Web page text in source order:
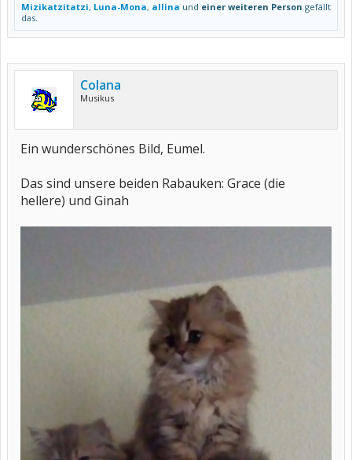
Mizikatzitatzi, Luna-Mona, allina und einer weiteren Person gefällt
das.
Colana
Musikus
Ein wunderschönes Bild, Eumel.
Das sind unsere beiden Rabauken: Grace (die
hellere) und Ginah